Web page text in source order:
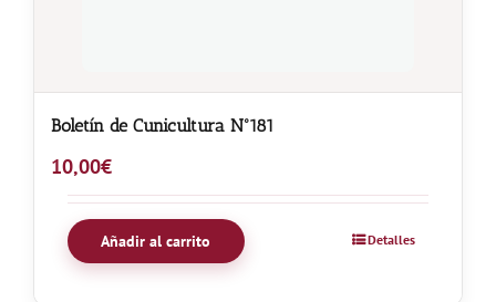
Boletín de Cunicultura Nº181
10,00€
Añadir al carrito Detalles